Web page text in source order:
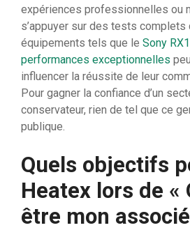
expériences professionnelles ou
s’appuyer sur des tests complets
équipements tels que le Sony
performances exceptionnelles
influencer la réussite de leur
Pour gagner la confiance d’un
conservateur, rien de tel que ce
publique.
Quels objectifs
Heatex lors de «
être mon